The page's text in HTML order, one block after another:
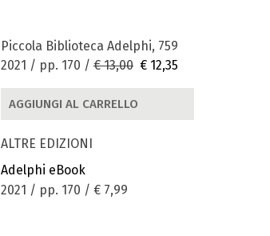
Piccola Biblioteca Adelphi, 759
2021 / pp. 170 / € 13,00 € 12,35
AGGIUNGI AL CARRELLO
ALTRE EDIZIONI
Adelphi eBook
2021 / pp. 170 / € 7,99